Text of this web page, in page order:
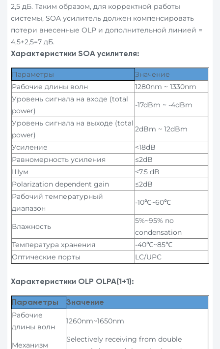
2,5 дБ. Таким образом, для корректной работы
системы, SOA усилитель должен компенсировать
потери внесенные OLP и дополнительной линией =
4,5+2,5=7 дБ.
Характеристики SOA усилителя:
Параметры
Значение
Рабочие длины волн
1280nm ~ 1330nm
Уровень сигнала на входе (total
power)
-17dBm ~ -4dBm
Уровень сигнала на выходе (total
power)
2dBm ~ 12dBm
Усиление
<18dB
Равномерность усиления
≤2dB
Шум
≤7.5 dB
Polarization dependent gain
≤2dB
Рабочий температурный
диапазон
-10℃~60℃
Влажность
5%~95% no
condensation
Температура хранения
-40℃~85℃
Оптические порты
LC/UPC
Характеристики OLP OLPA(1+1):
Параметры Значение
Рабочие
длины волн
1260nm~1650nm
Механизм
Selectively receiving from double